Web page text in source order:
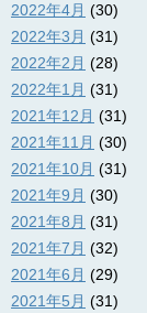
2022年4月 (30)
2022年3月 (31)
2022年2月 (28)
2022年1月 (31)
2021年12月 (31)
2021年11月 (30)
2021年10月 (31)
2021年9月 (30)
2021年8月 (31)
2021年7月 (32)
2021年6月 (29)
2021年5月 (31)